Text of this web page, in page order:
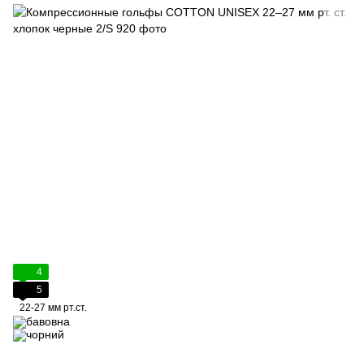
4
5
22-27 мм рт.ст.